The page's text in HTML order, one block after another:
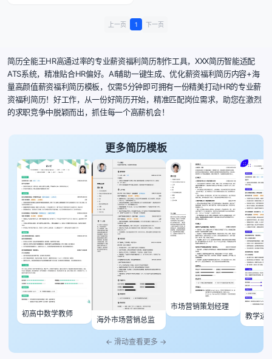
上一页 1 下一页
简历全能王HR高通过率的专业薪资福利简历制作工具，XXX简历智能适配
ATS系统，精准贴合HR偏好。AI辅助一键生成、优化薪资福利简历内容+海
量高颜值薪资福利简历模板，仅需5分钟即可拥有一份精美打动HR的专业薪
资福利简历！好工作，从一份好简历开始，精准匹配岗位需求，助您在激烈
的求职竞争中脱颖而出，抓住每一个高薪机会！
更多简历模板
初高中数学教师
海外市场营销总监
市场营销策划经理
教学运
← 滑动查看更多 →